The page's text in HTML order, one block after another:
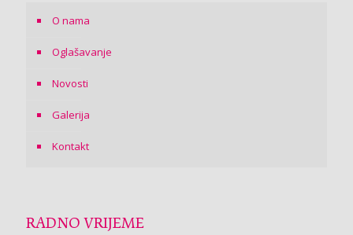
O nama
Oglašavanje
Novosti
Galerija
Kontakt
RADNO VRIJEME